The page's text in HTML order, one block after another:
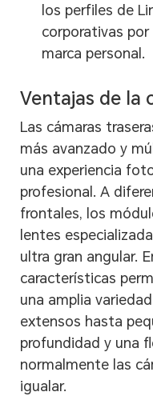
los perfiles de
corporativas
marca personal.
Ventajas de la
Las cámaras
más avanzado y
una experiencia
profesional. A
frontales, los
lentes
ultra gran angular.
características
una amplia
extensos hasta
profundidad y una
normalmente las
igualar.